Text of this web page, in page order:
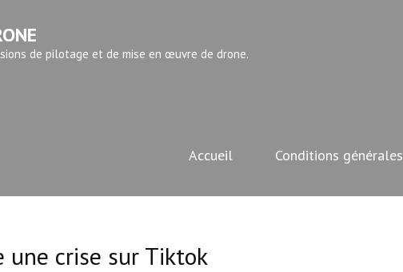
de pilotage et de mise en œuvre de drone.
Accueil Conditions générales
crise sur Tiktok